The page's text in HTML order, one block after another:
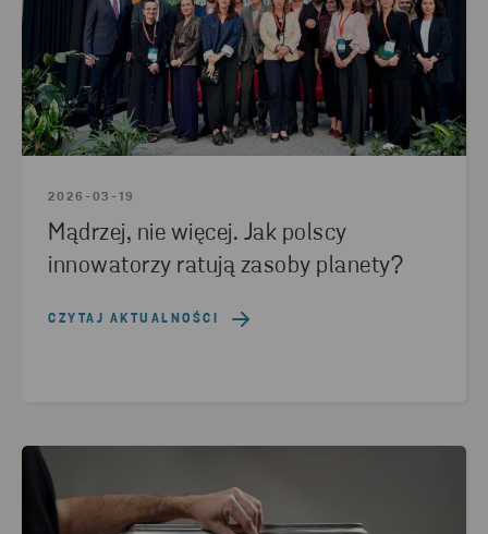
2026-03-19
Mądrzej, nie więcej. Jak polscy
innowatorzy ratują zasoby planety?
CZYTAJ AKTUALNOŚCI